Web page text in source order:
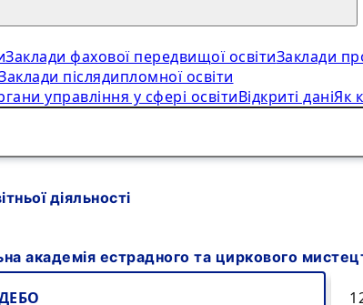
Заклади фахової передвищої освітиЗаклади
післядипломної освіти
управління у сфері освітиВідкриті даніЯк
діяльності
академія естрадного та циркового